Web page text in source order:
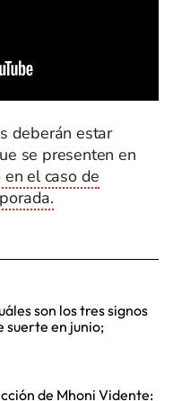
deberán estar
se presenten en
el caso de
son los tres signos
suerte en junio;
de Mhoni Vidente: